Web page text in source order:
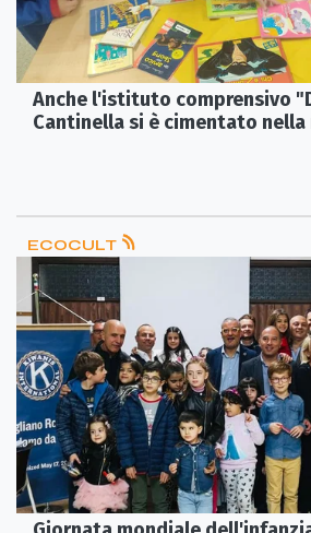
Anche l'istituto comprensivo
Cantinella si è cimentato
ECOCULT